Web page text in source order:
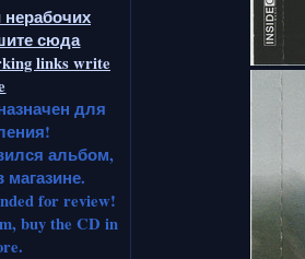
сюда
links write
для
альбом,
магазине.
for review!
buy the CD in